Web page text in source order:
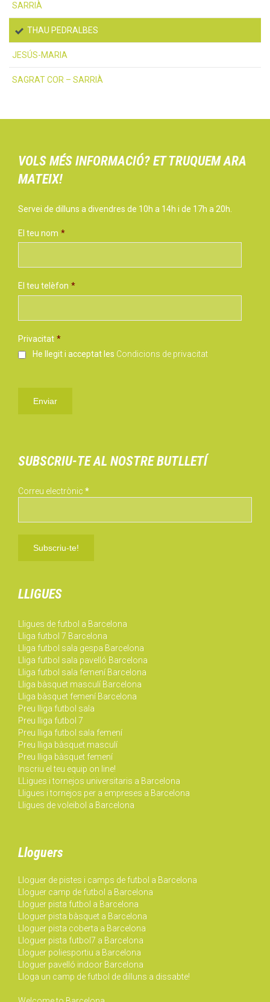
SARRIÀ
THAU PEDRALBES
JESÚS-MARIA
SAGRAT COR – SARRIÀ
VOLS MÉS INFORMACIÓ? ET TRUQUEM ARA
MATEIX!
Servei de dilluns a divendres de 10h a 14h i de 17h a 20h.
El teu nom *
El teu telèfon *
Privacitat *
He llegit i acceptat les Condicions de privacitat
SUBSCRIU-TE AL NOSTRE BUTLLETÍ
Correu electrònic *
LLIGUES
Lligues de futbol a Barcelona
Lliga futbol 7 Barcelona
Lliga futbol sala gespa Barcelona
Lliga futbol sala pavelló Barcelona
Lliga futbol sala femení Barcelona
Lliga bàsquet masculí Barcelona
Lliga bàsquet femení Barcelona
Preu lliga futbol sala
Preu lliga futbol 7
Preu lliga futbol sala femení
Preu lliga bàsquet masculí
Preu lliga bàsquet femení
Inscriu el teu equip on line!
LLigues i tornejos universitaris a Barcelona
Lligues i tornejos per a empreses a Barcelona
Lligues de voleibol a Barcelona
Lloguers
Lloguer de pistes i camps de futbol a Barcelona
Lloguer camp de futbol a Barcelona
Lloguer pista futbol a Barcelona
Lloguer pista bàsquet a Barcelona
Lloguer pista coberta a Barcelona
Lloguer pista futbol7 a Barcelona
Lloguer poliesportiu a Barcelona
Lloguer pavelló indoor Barcelona
Lloga un camp de futbol de dilluns a dissabte!